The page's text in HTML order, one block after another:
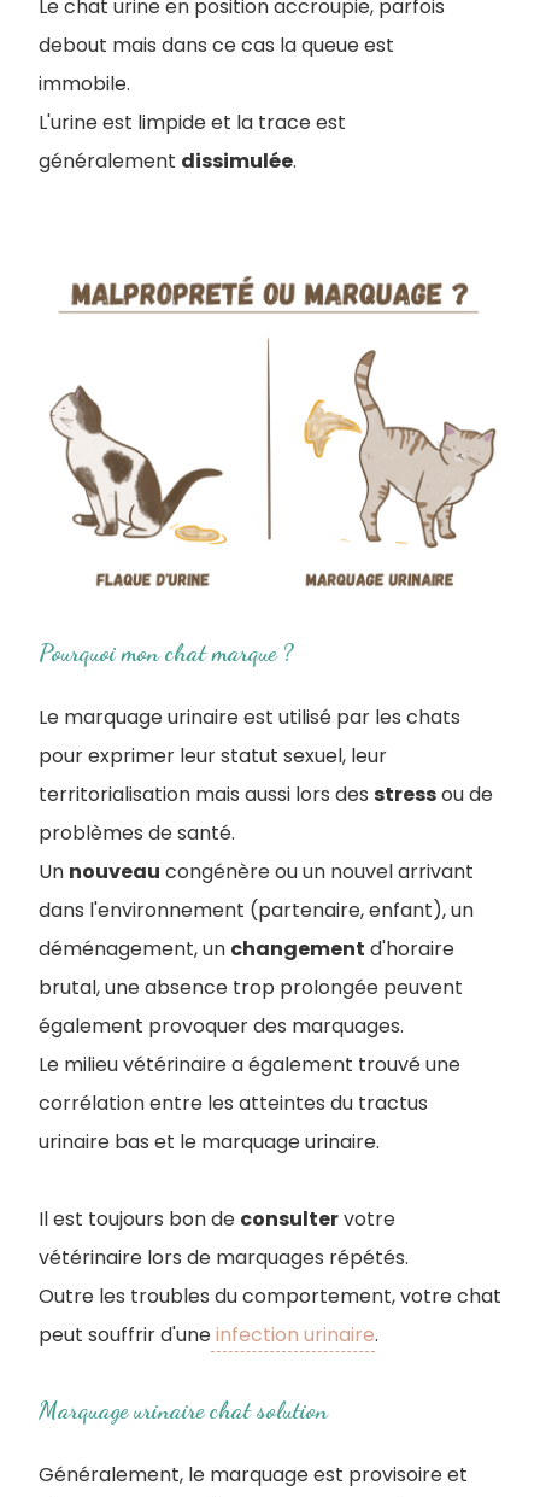
Le chat urine en position accroupie, parfois
debout mais dans ce cas la queue est
immobile.
L'urine est limpide et la trace est
généralement dissimulée.
Pourquoi mon chat marque ?
Le marquage urinaire est utilisé par les chats
pour exprimer leur statut sexuel, leur
territorialisation mais aussi lors des stressou de
problèmes de santé.
Un nouveau congénère ou un nouvel arrivant
dans l'environnement (partenaire, enfant), un
déménagement, un changement d'horaire
brutal, une absence trop prolongée peuvent
également provoquer des marquages.
Le milieu vétérinaire a également trouvé une
corrélation entre les atteintes du tractus
urinaire bas et le marquage urinaire.
Il est toujours bon de consultervotre
vétérinaire lors de marquages répétés.
Outre les troubles du comportement, votre chat
peut souffrir d'uneinfection urinaire.
Marquage urinaire chat solution
Généralement, le marquage est provisoire et